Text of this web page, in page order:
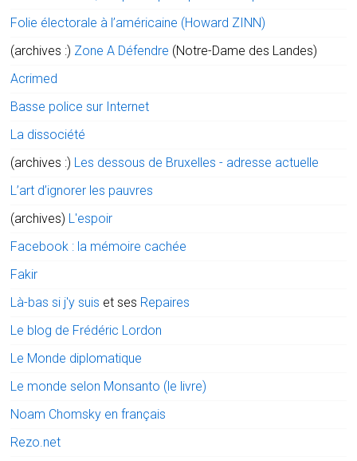
Folie électorale à l’américaine (Howard ZINN)
(archives :) Zone A Défendre (Notre-Dame des Landes)
Acrimed
Basse police sur Internet
La dissociété
(archives :) Les dessous de Bruxelles - adresse actuelle
L’art d’ignorer les pauvres
(archives) L'espoir
Facebook : la mémoire cachée
Fakir
Là-bas si j'y suis et ses Repaires
Le blog de Frédéric Lordon
Le Monde diplomatique
Le monde selon Monsanto (le livre)
Noam Chomsky en français
Rezo.net